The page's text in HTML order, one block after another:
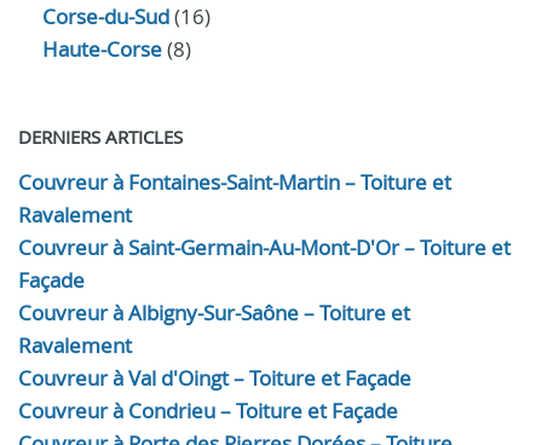
Corse-du-Sud(16)
Haute-Corse(8)
DERNIERS ARTICLES
Couvreur à Fontaines-Saint-Martin – Toiture et
Ravalement
Couvreur à Saint-Germain-Au-Mont-D'Or – Toiture et
Façade
Couvreur à Albigny-Sur-Saône – Toiture et
Ravalement
Couvreur à Val d'Oingt – Toiture et Façade
Couvreur à Condrieu – Toiture et Façade